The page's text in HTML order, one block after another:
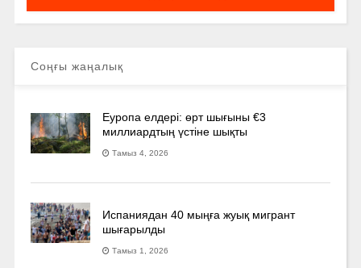
Соңғы жаңалық
Еуропа елдері: өрт шығыны €3
миллиардтың үстіне шықты
Тамыз 4, 2026
Испаниядан 40 мыңға жуық мигрант
шығарылды
Тамыз 1, 2026